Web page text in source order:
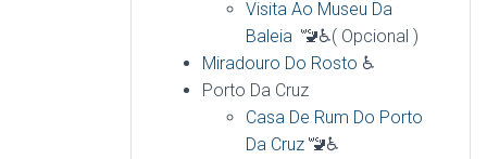
Visita Ao Museu Da
Baleia 🚾♿( Opcional )
Miradouro Do Rosto ♿
Porto Da Cruz
Casa De Rum Do Porto
Da Cruz 🚾♿